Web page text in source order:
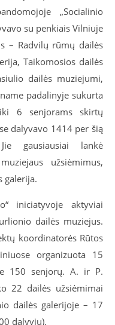
„Socialinio
su penkiais Vilniuje
­– Radvilų rūmų dailės
Taikomosios dailės
dailės muziejumi,
padalinyje sukurta
6 senjorams skirtų
dalyvavo 1414 per šią
gausiausiai lankė
užsiėmimus,
galerija.
iniciatyvoje aktyviai
dailės muziejus.
koordinatorės Rūtos
organizuota 15
150 senjorų. A. ir P.
22 dailės užsiėmimai
dailės galerijoje – 17
dalyvių).